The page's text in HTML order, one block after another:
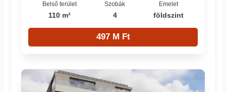
Belső terület
110 m²
Szobák
4
Emelet
földszint
497 M Ft